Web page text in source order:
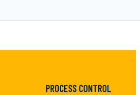
PROCESS CONTROL